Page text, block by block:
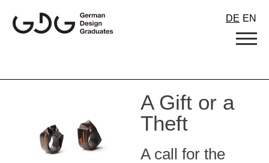
content
DE EN
A Gift or a
Theft
A call for the